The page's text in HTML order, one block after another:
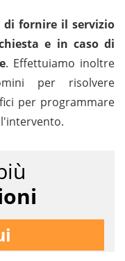
di fornire il servizio
e in caso di
. Effettuiamo inoltre
per risolvere
per programmare